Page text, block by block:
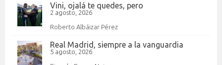
Vini, ojalá te quedes, pero
2 agosto, 2026
Roberto Albáizar Pérez
Real Madrid, siempre a la vanguardia
5 agosto, 2026